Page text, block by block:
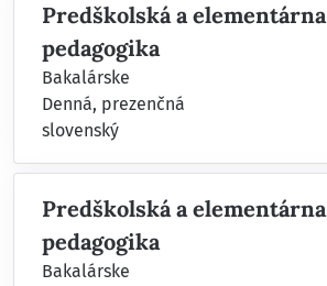
Predškolská a elementárna
pedagogika
Bakalárske
Denná, prezenčná
slovenský
Predškolská a elementárna
pedagogika
Bakalárske